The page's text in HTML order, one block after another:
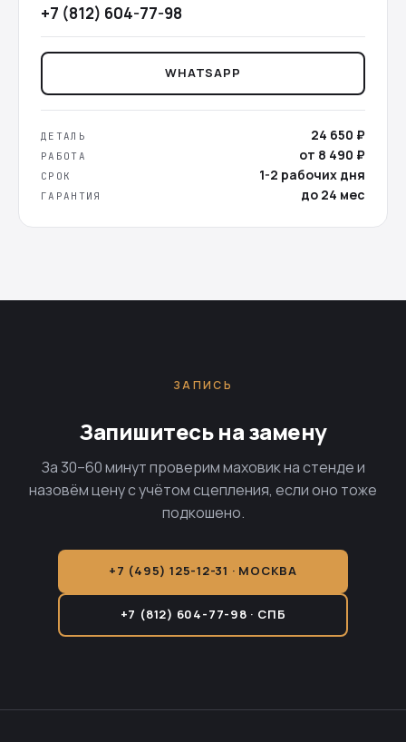
+7 (812) 604-77-98
WHATSAPP
ДЕТАЛЬ 24 650 ₽
РАБОТА от 8 490 ₽
СРОК 1-2 рабочих дня
ГАРАНТИЯ до 24 мес
ЗАПИСЬ
Запишитесь на замену
За 30–60 минут проверим маховик на стенде и
назовём цену с учётом сцепления, если оно тоже
подкошено.
+7 (495) 125-12-31 · МОСКВА
+7 (812) 604-77-98 · СПБ